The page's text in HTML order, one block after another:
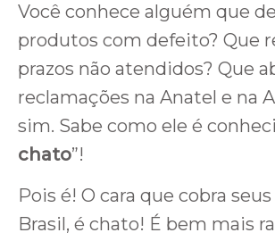
Você conhece alguém que
produtos com defeito? Que
prazos não atendidos? Que
reclamações na Anatel e na
sim. Sabe como ele é
chato”!
Pois é! O cara que cobra
Brasil, é chato! É bem mais